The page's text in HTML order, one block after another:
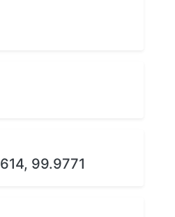
99.9771